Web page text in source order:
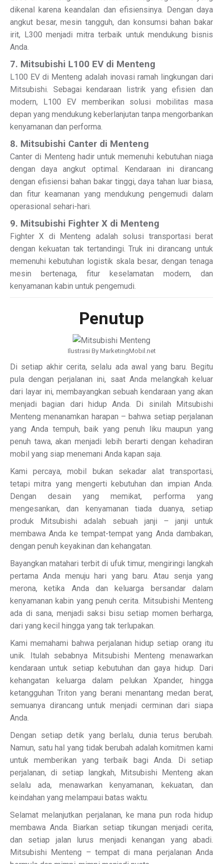
dikenal karena keandalan dan efisiensinya. Dengan daya
angkut besar, mesin tangguh, dan konsumsi bahan bakar
irit, L300 menjadi mitra terbaik untuk mendukung bisnis
Anda.
7. Mitsubishi L100 EV di Menteng
L100 EV di Menteng adalah inovasi ramah lingkungan dari
Mitsubishi. Sebagai kendaraan listrik yang efisien dan
modern, L100 EV memberikan solusi mobilitas masa
depan yang mendukung keberlanjutan tanpa mengorbankan
kenyamanan dan performa.
8. Mitsubishi Canter di Menteng
Canter di Menteng hadir untuk memenuhi kebutuhan niaga
dengan daya angkut optimal. Kendaraan ini dirancang
dengan efisiensi bahan bakar tinggi, daya tahan luar biasa,
dan fitur keamanan yang mendukung pengemudi dalam
operasional sehari-hari.
9. Mitsubishi Fighter X di Menteng
Fighter X di Menteng adalah solusi transportasi berat
dengan kekuatan tak tertandingi. Truk ini dirancang untuk
memenuhi kebutuhan logistik skala besar, dengan tenaga
mesin bertenaga, fitur keselamatan modern, dan
kenyamanan kabin untuk pengemudi.
Penutup
Ilustrasi By MarketingMobil.net
Di setiap akhir cerita, selalu ada awal yang baru. Begitu
pula dengan perjalanan ini, saat Anda melangkah keluar
dari layar ini, membayangkan sebuah kendaraan yang akan
menjadi bagian dari hidup Anda. Di sinilah Mitsubishi
Menteng menanamkan harapan – bahwa setiap perjalanan
yang Anda tempuh, baik yang penuh liku maupun yang
penuh tawa, akan menjadi lebih berarti dengan kehadiran
mobil yang siap menemani Anda kapan saja.
Kami percaya, mobil bukan sekadar alat transportasi,
tetapi mitra yang mengerti kebutuhan dan impian Anda.
Dengan desain yang memikat, performa yang
mengesankan, dan kenyamanan tiada duanya, setiap
produk Mitsubishi adalah sebuah janji – janji untuk
membawa Anda ke tempat-tempat yang Anda dambakan,
dengan penuh keyakinan dan kehangatan.
Bayangkan matahari terbit di ufuk timur, mengiringi langkah
pertama Anda menuju hari yang baru. Atau senja yang
merona, ketika Anda dan keluarga bersandar dalam
kenyamanan kabin yang penuh cerita. Mitsubishi Menteng
ada di sana, menjadi saksi bisu setiap momen berharga,
dari yang kecil hingga yang tak terlupakan.
Kami memahami bahwa perjalanan hidup setiap orang itu
unik. Itulah sebabnya Mitsubishi Menteng menawarkan
kendaraan untuk setiap kebutuhan dan gaya hidup. Dari
kehangatan keluarga dalam pelukan Xpander, hingga
ketangguhan Triton yang berani menantang medan berat,
semuanya dirancang untuk menjadi cerminan dari siapa
Anda.
Dengan setiap detik yang berlalu, dunia terus berubah.
Namun, satu hal yang tidak berubah adalah komitmen kami
untuk memberikan yang terbaik bagi Anda. Di setiap
perjalanan, di setiap langkah, Mitsubishi Menteng akan
selalu ada, menawarkan kenyamanan, kekuatan, dan
keindahan yang melampaui batas waktu.
Selamat melanjutkan perjalanan, ke mana pun roda hidup
membawa Anda. Biarkan setiap tikungan menjadi cerita,
dan setiap jalan lurus menjadi kenangan yang abadi.
Mitsubishi Menteng – tempat di mana perjalanan Anda